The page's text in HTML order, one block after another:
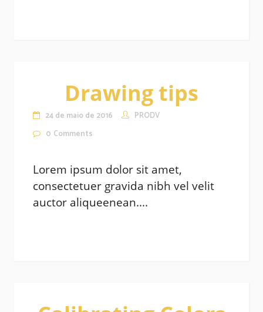
Drawing tips
24 de maio de 2016
PRODV
0 Comments
Lorem ipsum dolor sit amet,
consectetuer gravida nibh vel velit
auctor aliqueenean....